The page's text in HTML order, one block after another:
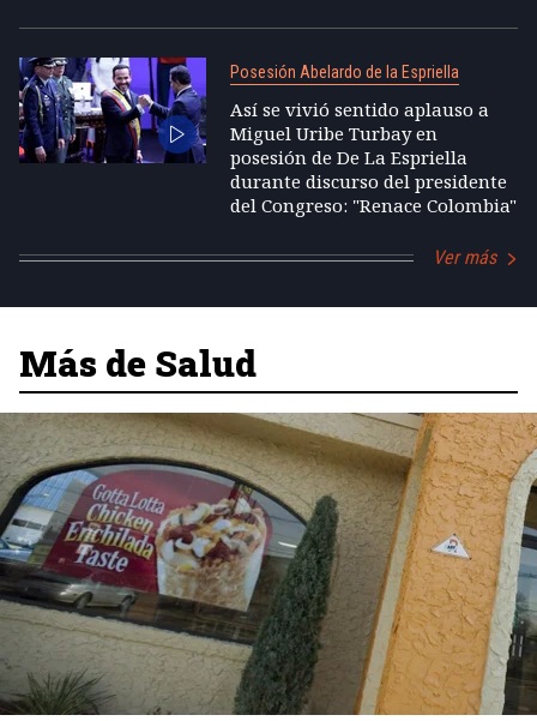
Posesión Abelardo de la Espriella
Así se vivió sentido aplauso a
Miguel Uribe Turbay en
posesión de De La Espriella
durante discurso del presidente
del Congreso: "Renace Colombia"
Ver más
Más de Salud